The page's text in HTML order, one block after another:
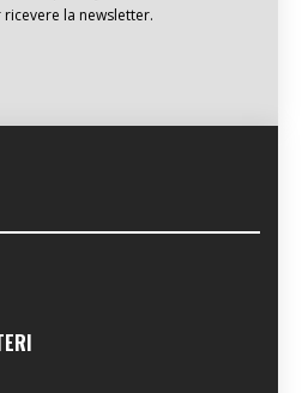
la newsletter.